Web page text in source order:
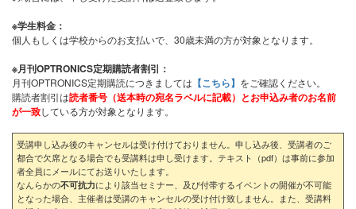
※学生料金：
個人もしくは学校からのお支払いで、30歳未満の方が対象となります。
※月刊OPTRONICS定期購読者割引：
月刊OPTRONICS定期購読につきましては 【こちら】 をご確認ください。
購読者割引は読者番号（送本時の宛名ラベルに記載）とお申込み者のお名前
が一致している方が対象となります。
受講申し込み後のキャンセルは受け付けておりません。申し込み後、受講者のご
都合で欠席となる場合でも受講料は申し受けます。テキスト（pdf）は事前に参加
者全員にメールにてお送りいたします。
なんらかの不可抗力により該当セミナー、及び付帯するイベントの開催が不可能
となった場合、主催者は受講のキャンセルの受け付け致しません。また、受講料